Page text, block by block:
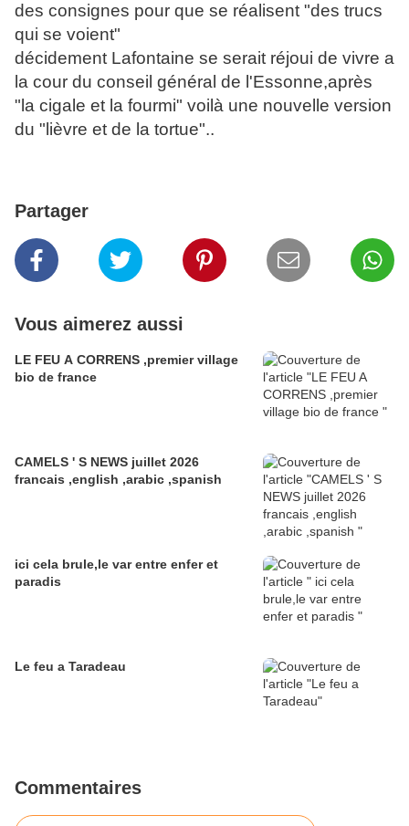
des consignes pour que se réalisent "des trucs
qui se voient"
décidement Lafontaine se serait réjoui de vivre a
la cour du conseil général de l'Essonne,après
"la cigale et la fourmi" voilà une nouvelle version
du "lièvre et de la tortue"..
Partager
Vous aimerez aussi
LE FEU A CORRENS ,premier village
bio de france
CAMELS ' S NEWS juillet 2026
francais ,english ,arabic ,spanish
ici cela brule,le var entre enfer et
paradis
Le feu a Taradeau
Commentaires